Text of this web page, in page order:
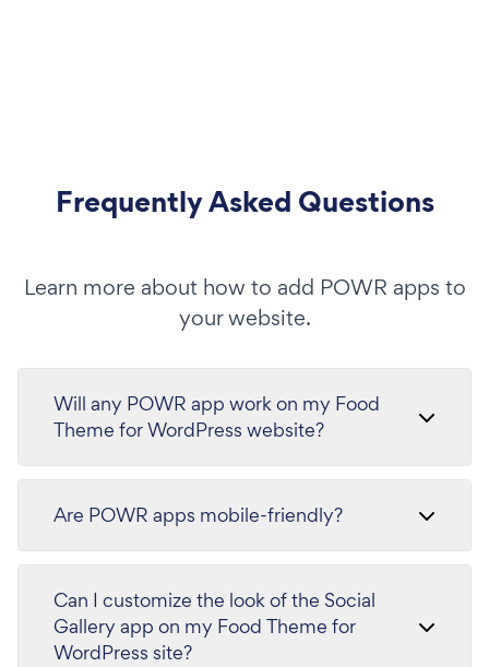
Frequently Asked Questions
Learn more about how to add POWR apps to
your website.
Will any POWR app work on my Food
Theme for WordPress website?
Are POWR apps mobile-friendly?
Can I customize the look of the Social
Gallery app on my Food Theme for
WordPress site?